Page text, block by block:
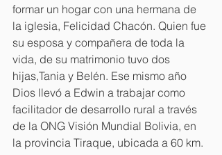
formar un hogar con una hermana de
la iglesia, Felicidad Chacón. Quien fue
su esposa y compañera de toda la
vida, de su matrimonio tuvo dos
hijas,Tania y Belén. Ese mismo año
Dios llevó a Edwin a trabajar como
facilitador de desarrollo rural a través
de la ONG Visión Mundial Bolivia, en
la provincia Tiraque, ubicada a 60 km.